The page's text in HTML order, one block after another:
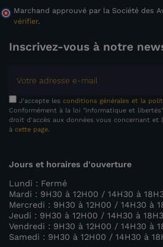
Marchand approuvé par la Société des
vérifier.
Inscrivez-vous à notre
J'accepte les conditions générales et la
Conformément à la loi "informatique et
droit d'accès aux données vous concernant et
à cette page.
Jours et horaires d'ouverture
Lundi : Fermé
Mardi : 9H30 à 12H00 / 14H30 à
Mercredi : 9H30 à 12H00 / 14H30 à
Jeudi : 9H30 à 12H00 / 14H30 à
Vendredi : 9H30 à 12H00 / 14H30 à
Samedi : 9H30 à 12H00 / 14H30 à